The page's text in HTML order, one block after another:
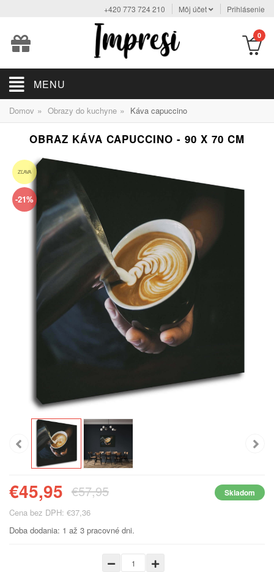
+420 773 724 210 Môj účet Prihlásenie
0
MENU
Domov » Obrazy do kuchyne » Káva capuccino
OBRAZ KÁVA CAPUCCINO - 90 X 70 CM
ZĽAVA
-21%
€45,95 €57,95 Skladom
Cena bez DPH: €37,36
Doba dodania: 1 až 3 pracovné dni.